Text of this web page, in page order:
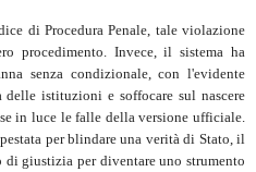
di Procedura Penale, tale violazione
procedimento. Invece, il sistema ha
senza condizionale, con l'evidente
istituzioni e soffocare sul nascere
in luce le falle della versione ufficiale.
per blindare una verità di Stato, il
di giustizia per diventare uno strumento